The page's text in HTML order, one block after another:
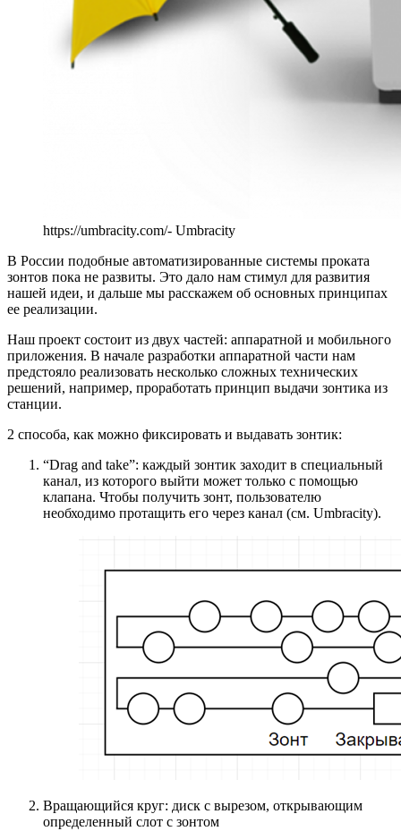
https://umbracity.com/- Umbracity
В России подобные автоматизированные системы проката
зонтов пока не развиты. Это дало нам стимул для развития
нашей идеи, и дальше мы расскажем об основных принципах
ее реализации.
Наш проект состоит из двух частей: аппаратной и мобильного
приложения. В начале разработки аппаратной части нам
предстояло реализовать несколько сложных технических
решений, например, проработать принцип выдачи зонтика из
станции.
2 способа, как можно фиксировать и выдавать зонтик:
“Drag and take”: каждый зонтик заходит в специальный
канал, из которого выйти может только с помощью
клапана. Чтобы получить зонт, пользователю
необходимо протащить его через канал (см. Umbracity).
Вращающийся круг: диск с вырезом, открывающим
определенный слот с зонтом